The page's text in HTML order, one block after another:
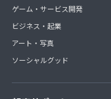
ゲーム・サービス開発
ビジネス・起業
アート・写真
ソーシャルグッド